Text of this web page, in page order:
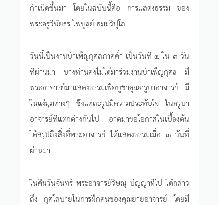
กำเนิดขึ้นมา โดยในฉบับนี้คือ การแสดงธรรม ของ
พระครูวินัยธร ไพบูลย์ ธมฺมวิปุโล
วันนี้เป็นงานบำเพ็ญกุศลภาคค่ำ เป็นวันที่ ๔ ใน ๓ วัน
ที่ผ่านมา บางท่านคงไม่ได้มาร่วมงานบำเพ็ญกุศล มี
พระอาจารย์มาแสดงธรรมเพื่อบูชาคุณครูบาอาจารย์ มี
ในแง่มุมต่างๆ ซึ่งแต่ละรูปมีความประทับใจ ในครูบา
อาจารย์ที่แตกต่างกันไป อาตมาขอโอกาสในเบื้องต้น
ได้สรุปถึงสิ่งที่พระอาจารย์ ได้แสดงธรรมเมื่อ ๓ วันที่
ผ่านมา
ในคืนวันจันทร์ พระอาจารย์วิษณุ ปัญญาทีโป ได้กล่าว
ถึง กุศโลบายในการฝึกคนของคุณยายอาจารย์ โดยมี